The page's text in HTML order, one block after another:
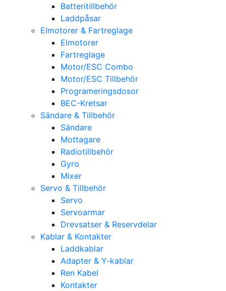
Batteritillbehör
Laddpåsar
Elmotorer & Fartreglage
Elmotorer
Fartreglage
Motor/ESC Combo
Motor/ESC Tillbehör
Programeringsdosor
BEC-Kretsar
Sändare & Tillbehör
Sändare
Mottagare
Radiotillbehör
Gyro
Mixer
Servo & Tillbehör
Servo
Servoarmar
Drevsatser & Reservdelar
Kablar & Kontakter
Laddkablar
Adapter & Y-kablar
Ren Kabel
Kontakter